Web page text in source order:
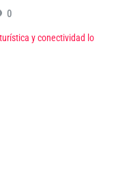
0
y conectividad lo